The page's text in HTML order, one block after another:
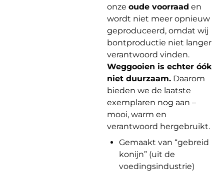
onze oude voorraad en
wordt niet meer opnieuw
geproduceerd, omdat wij
bontproductie niet langer
verantwoord vinden.
Weggooien is echter óók
niet duurzaam. Daarom
bieden we de laatste
exemplaren nog aan –
mooi, warm en
verantwoord hergebruikt.
Gemaakt van “gebreid
konijn” (uit de
voedingsindustrie)